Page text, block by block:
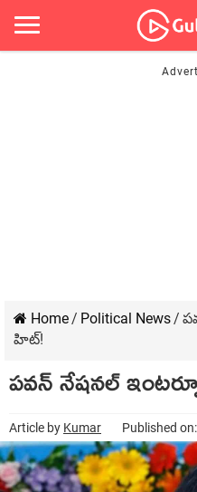
Home/ Political News/
హిట్!
పవన్ నేషనల్
Article by Kumar Published